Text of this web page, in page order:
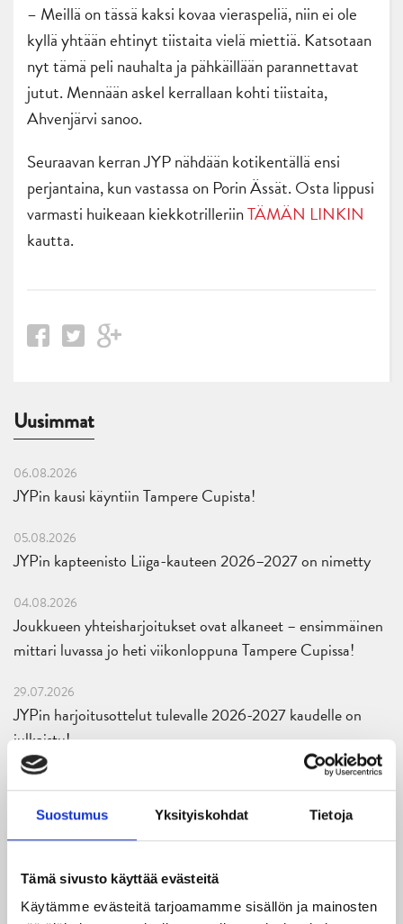
Suostumus Yksityiskohdat Tietoja
Tämä sivusto käyttää evästeitä
Käytämme evästeitä tarjoamamme sisällön ja mainosten
– Meillä on tässä kaksi kovaa vieraspeliä, niin ei ole
kyllä yhtään ehtinyt tiistaita vielä miettiä. Katsotaan
nyt tämä peli nauhalta ja pähkäillään parannettavat
jutut. Mennään askel kerrallaan kohti tiistaita,
Ahvenjärvi sanoo.
Seuraavan kerran JYP nähdään kotikentällä ensi
perjantaina, kun vastassa on Porin Ässät. Osta lippusi
varmasti huikeaan kiekkotrilleriinTÄMÄN LINKIN
kautta.
Uusimmat
06.08.2026
JYPin kausi käyntiin Tampere Cupista!
05.08.2026
JYPin kapteenisto Liiga-kauteen 2026–2027 on nimetty
04.08.2026
Joukkueen yhteisharjoitukset ovat alkaneet – ensimmäinen
mittari luvassa jo heti viikonloppuna Tampere Cupissa!
29.07.2026
JYPin harjoitusottelut tulevalle 2026-2027 kaudelle on
julkaistu!
27.07.2026
Ruotsalaishyökkääjä Arvid Costmar JYPiin
25.06.2026
JYP ja Secto Rally Finland yhteistyöhön
02.06.2026